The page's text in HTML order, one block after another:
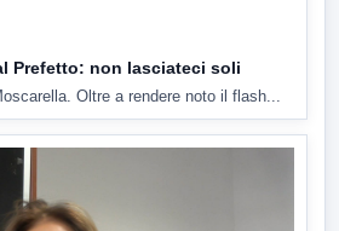
Prefetto: non lasciateci soli
Oltre a rendere noto il flash...